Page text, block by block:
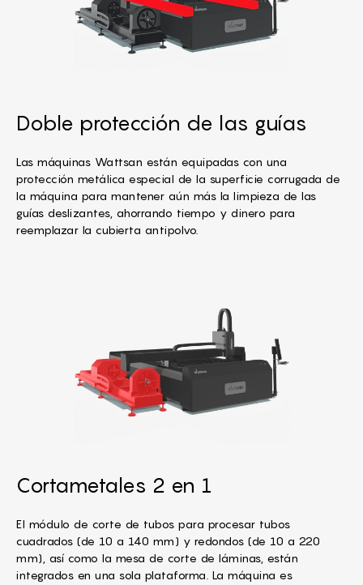
Doble protección de las guías
Las máquinas Wattsan están equipadas con una
protección metálica especial de la superficie corrugada de
la máquina para mantener aún más la limpieza de las
guías deslizantes, ahorrando tiempo y dinero para
reemplazar la cubierta antipolvo.
Cortametales 2 en 1
El módulo de corte de tubos para procesar tubos
cuadrados (de 10 a 140 mm) y redondos (de 10 a 220
mm), así como la mesa de corte de láminas, están
integrados en una sola plataforma. La máquina es